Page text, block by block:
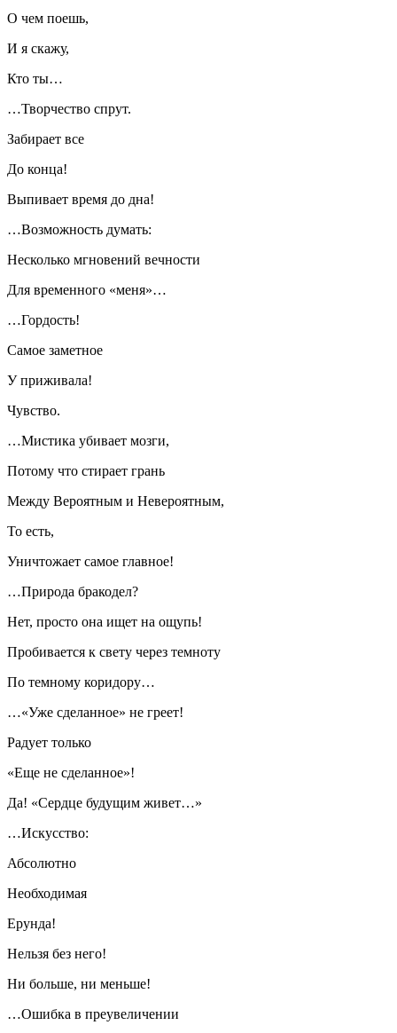
О чем поешь,
И я скажу,
Кто ты…
…Творчество спрут.
Забирает все
До конца!
Выпивает время до дна!
…Возможность думать:
Несколько мгновений вечности
Для временного «меня»…
…Гордость!
Самое заметное
У приживала!
Чувство.
…Мистика убивает мозги,
Потому что стирает грань
Между Вероятным и Невероятным,
То есть,
Уничтожает самое главное!
…Природа бракодел?
Нет, просто она ищет на ощупь!
Пробивается к свету через темноту
По темному коридору…
…«Уже сделанное» не греет!
Радует только
«Еще не сделанное»!
Да! «Сердце будущим живет…»
…Искусство:
Абсолютно
Необходимая
Ерунда!
Нельзя без него!
Ни больше, ни меньше!
…Ошибка в преувеличении